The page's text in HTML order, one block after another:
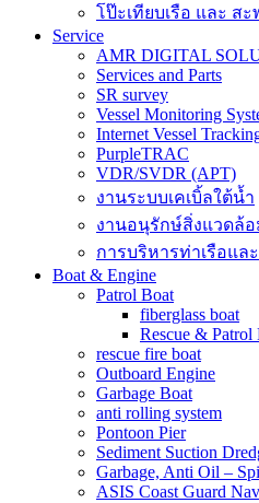
โป๊ะเทียบเรือ และ ส
Service
AMR DIGITAL
Services and Parts
SR survey
Vessel Monitoring
Internet Vessel
PurpleTRAC
VDR/SVDR (APT)
งานระบบเคเบิ้ลใต้น้ำ
งานอนุรักษ์สิ่งแวดล้อ
การบริหารท่าเรือแล
Boat & Engine
Patrol Boat
fiberglass boat
Rescue & Patrol
rescue fire boat
Outboard Engine
Garbage Boat
anti rolling system
Pontoon Pier
Sediment Suction
Garbage, Anti Oil –
ASIS Coast Guard